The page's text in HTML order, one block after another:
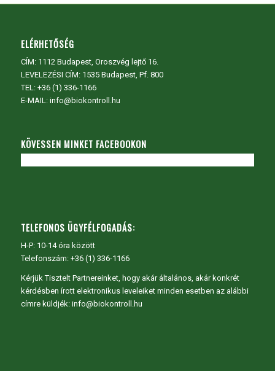
ELÉRHETŐSÉG
CÍM: 1112 Budapest, Oroszvég lejtő 16.
LEVELEZÉSI CÍM: 1535 Budapest, Pf. 800
TEL: +36 (1) 336-1166
E-MAIL: info@biokontroll.hu
KÖVESSEN MINKET FACEBOOKON
TELEFONOS ÜGYFÉLFOGADÁS:
H-P: 10-14 óra között
Telefonszám: +36 (1) 336-1166
Kérjük Tisztelt Partnereinket, hogy akár általános, akár konkrét
kérdésben írott elektronikus leveleiket minden esetben az alábbi
címre küldjék: info@biokontroll.hu